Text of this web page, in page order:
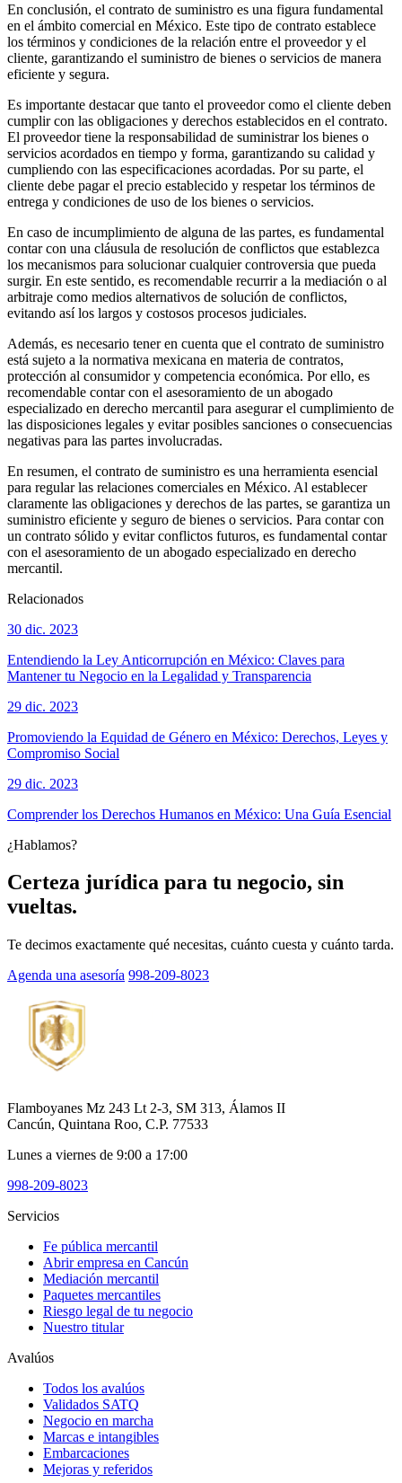
En conclusión, el contrato de suministro es una figura fundamental
en el ámbito comercial en México. Este tipo de contrato establece
los términos y condiciones de la relación entre el proveedor y el
cliente, garantizando el suministro de bienes o servicios de manera
eficiente y segura.
Es importante destacar que tanto el proveedor como el cliente deben
cumplir con las obligaciones y derechos establecidos en el contrato.
El proveedor tiene la responsabilidad de suministrar los bienes o
servicios acordados en tiempo y forma, garantizando su calidad y
cumpliendo con las especificaciones acordadas. Por su parte, el
cliente debe pagar el precio establecido y respetar los términos de
entrega y condiciones de uso de los bienes o servicios.
En caso de incumplimiento de alguna de las partes, es fundamental
contar con una cláusula de resolución de conflictos que establezca
los mecanismos para solucionar cualquier controversia que pueda
surgir. En este sentido, es recomendable recurrir a la mediación o al
arbitraje como medios alternativos de solución de conflictos,
evitando así los largos y costosos procesos judiciales.
Además, es necesario tener en cuenta que el contrato de suministro
está sujeto a la normativa mexicana en materia de contratos,
protección al consumidor y competencia económica. Por ello, es
recomendable contar con el asesoramiento de un abogado
especializado en derecho mercantil para asegurar el cumplimiento de
las disposiciones legales y evitar posibles sanciones o consecuencias
negativas para las partes involucradas.
En resumen, el contrato de suministro es una herramienta esencial
para regular las relaciones comerciales en México. Al establecer
claramente las obligaciones y derechos de las partes, se garantiza un
suministro eficiente y seguro de bienes o servicios. Para contar con
un contrato sólido y evitar conflictos futuros, es fundamental contar
con el asesoramiento de un abogado especializado en derecho
mercantil.
Relacionados
30 dic. 2023
Entendiendo la Ley Anticorrupción en México: Claves para
Mantener tu Negocio en la Legalidad y Transparencia
29 dic. 2023
Promoviendo la Equidad de Género en México: Derechos, Leyes y
Compromiso Social
29 dic. 2023
Comprender los Derechos Humanos en México: Una Guía Esencial
¿Hablamos?
Certeza jurídica para tu negocio, sin
vueltas.
Te decimos exactamente qué necesitas, cuánto cuesta y cuánto tarda.
Agenda una asesoría 998-209-8023
Flamboyanes Mz 243 Lt 2-3, SM 313, Álamos II
Cancún, Quintana Roo, C.P. 77533
Lunes a viernes de 9:00 a 17:00
998-209-8023
Servicios
Fe pública mercantil
Abrir empresa en Cancún
Mediación mercantil
Paquetes mercantiles
Riesgo legal de tu negocio
Nuestro titular
Avalúos
Todos los avalúos
Validados SATQ
Negocio en marcha
Marcas e intangibles
Embarcaciones
Mejoras y referidos